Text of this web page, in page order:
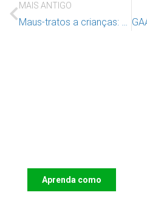
MAIS ANTIGO
Maus-tratos a crianças: Conselho da Europa quer indemnizar vítimas
Aprenda como